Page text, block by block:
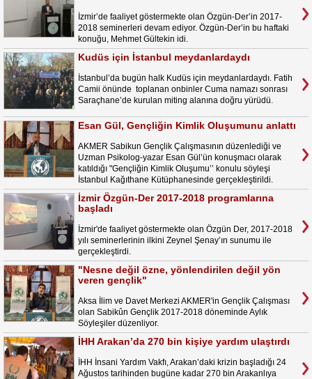
İzmir’de faaliyet göstermekte olan Özgün-Der’in 2017-
2018 seminerleri devam ediyor. Özgün-Der’in bu haftaki
konuğu, Mehmet Gültekin idi.
Kudüs için İstanbul meydanlardaydı
İstanbul’da bugün halk Kudüs için meydanlardaydı. Fatih
Camii önünde toplanan onbinler Cuma namazı sonrası
Saraçhane’de kurulan miting alanına doğru yürüdü.
Esan Gül, Gençliğin Kimlik Oluşumunu anlattı
AKMER Sabikun Gençlik Çalışmasının düzenlediği ve
Uzman Psikolog-yazar Esan Gül’ün konuşmacı olarak
katıldığı "Gençliğin Kimlik Oluşumu’’ konulu söyleşi
İstanbul Kağıthane Kütüphanesinde gerçekleştirildi.
İzmir Özgün-Der 2017-2018 programlarına
başladı
İzmir'de faaliyet göstermekte olan Özgün Der, 2017-2018
yılı seminerlerinin ilkini Zeynel Şenay’ın sunumu ile
gerçekleştirdi.
"Nesne değil özne, yönlendirilen değil yön
veren gençlik"
Aksa İlim ve Davet Merkezi AKMER'in Gençlik Çalışması
olan Sabikûn Gençlik 2017-2018 döneminde Aylık
Söyleşiler düzenliyor.
İHH Arakan’da 270 bin kişiye yardım ulaştırdı
İHH İnsani Yardım Vakfı, Arakan’daki krizin başladığı 24
Ağustos tarihinden bugüne kadar 270 bin Arakanlıya